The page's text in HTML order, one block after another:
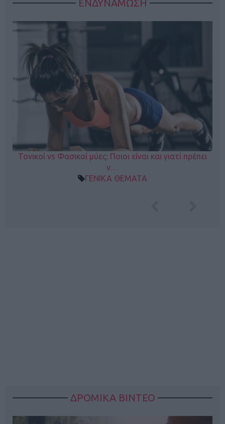
ΕΝΔΥΝΑΜΩΣΗ
Τονικοί vs Φασικοί μύες: Ποιοι είναι και γιατί πρέπει
ν…
ΓΕΝΙΚΑ ΘΕΜΑΤΑ
ΔΡΟΜΙΚΑ ΒΙΝΤΕΟ